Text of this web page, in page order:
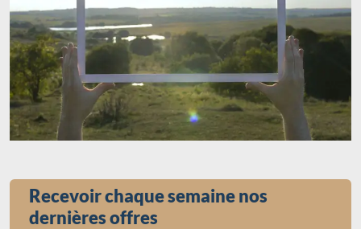
Recevoir chaque semaine nos
dernières offres